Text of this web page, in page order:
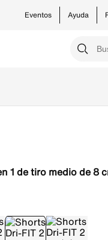
Ayuda
Eventos
1 de tiro medio de 8